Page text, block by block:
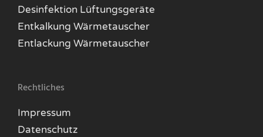
Desinfektion Lüftungsgeräte
Entkalkung Wärmetauscher
Entlackung Wärmetauscher
Rechtliches
Impressum
Datenschutz